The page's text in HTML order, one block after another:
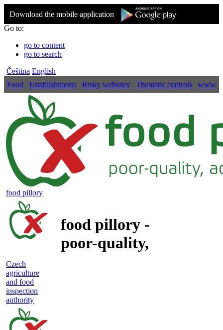
Download the mobile application
Go to:
go to content
go to search
Čeština English
Food
Establishments Risky websites Thematic controls www
food pillory
food pillory -
poor-quality,
Czech
agriculture
and food
inspection
authority